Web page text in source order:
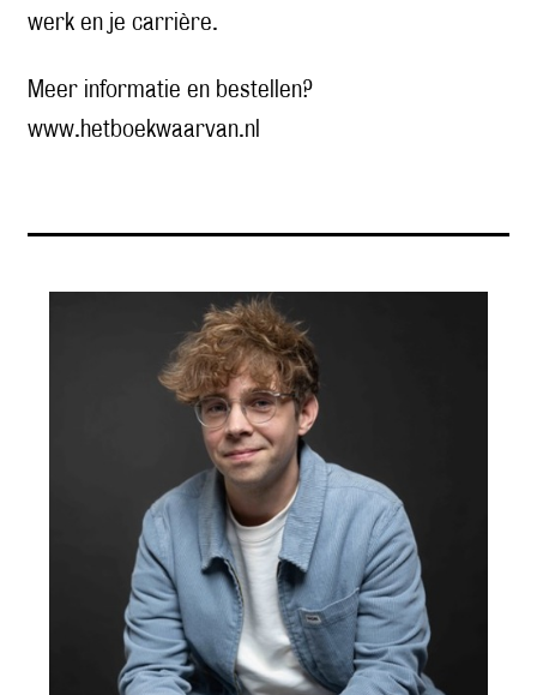
werk en je carrière.
Meer informatie en bestellen?
www.hetboekwaarvan.nl